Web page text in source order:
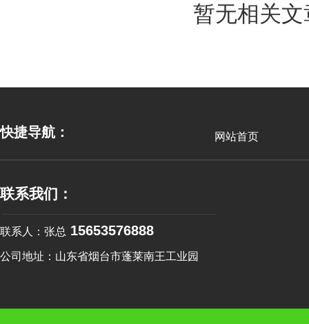
暂无相关文
快捷导航： 网站首页
联系我们：
联系人：张总 15653576888
公司地址：山东省烟台市蓬莱南王工业园